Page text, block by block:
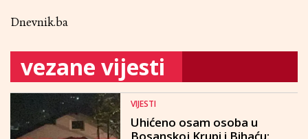
Dnevnik.ba
vezane vijesti
VIJESTI
Uhićeno osam osoba u